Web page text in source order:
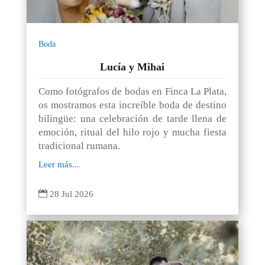
Boda
Lucía y Mihai
Como fotógrafos de bodas en Finca La Plata,
os mostramos esta increíble boda de destino
bilingüe: una celebración de tarde llena de
emoción, ritual del hilo rojo y mucha fiesta
tradicional rumana.
Leer más...
 28 Jul 2026